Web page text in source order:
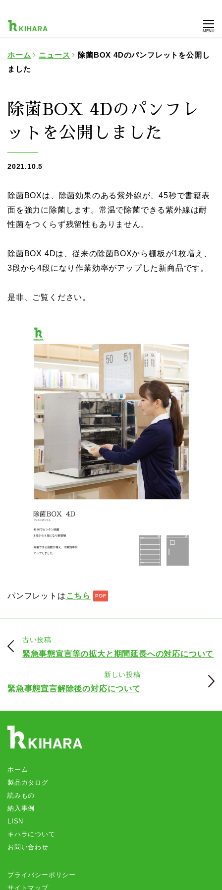
MENU
ホーム ニュース
除菌BOX 4Dのパンフレットを公開し
ました
除菌BOX 4Dのパンフレ
ットを公開しました
2021.10.5
除菌BOXは、除菌効果のある紫外線が、45秒で書籍表
面を強力に除菌します。常温で除菌できる紫外線は耐
性菌をつくらず残留性もありません。
除菌BOX 4Dは、従来の除菌BOXから棚板が1枚増え、
3段から4段になり作業効率がアップした新商品です。
是非、ご覧ください。
パンフレットは こちら
古い投稿
緊急事態宣言等の拡大と期間延長への対応について
新しい投稿
緊急事態宣言解除後の対応について
ホーム
製品カタログ
読みもの
納入事例
LISN
キハラについて
お問い合わせ
プライバシーポリシー
サイトマップ